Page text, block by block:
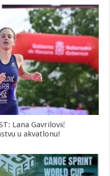
Lana Gavrilović
u akvatlonu!